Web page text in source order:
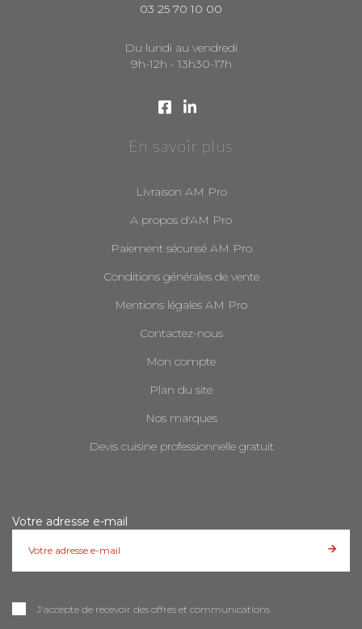
03 25 70 10 00
Du lundi au vendredi
9h-12h - 13h30-17h
En savoir plus
Livraison AM Pro
A propos d'AM Pro
Paiement sécurisé AM Pro
Conditions générales de vente
Mentions légales AM Pro
Contactez-nous
Mon compte
Plan du site
Nos marques
Devis cuisine professionnelle gratuit
Votre adresse e-mail
J'accepte de recevoir des offres et communications